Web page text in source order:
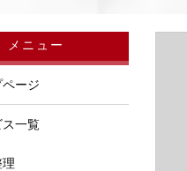
メニュー
ページ
一覧